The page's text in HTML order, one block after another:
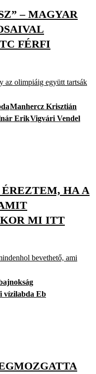
– MAGYAR
FÉRFI
az olimpiáig együtt tartsák
Manhercz Krisztián
ErikVigvári Vendel
HA A
MI ITT
bevethető, ami
vízilabda Eb